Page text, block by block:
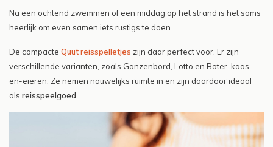
Na een ochtend zwemmen of een middag op het strand is het soms
heerlijk om even samen iets rustigs te doen.
De compacte Quut reisspelletjes zijn daar perfect voor. Er zijn
verschillende varianten, zoals Ganzenbord, Lotto en Boter-kaas-
en-eieren. Ze nemen nauwelijks ruimte in en zijn daardoor ideaal
als reisspeelgoed